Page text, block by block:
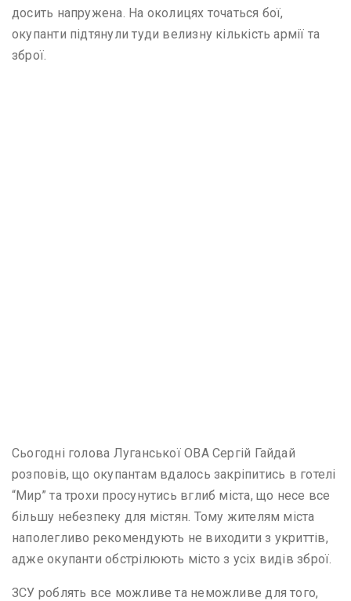
досить напружена. На околицях точаться бої,
окупанти підтянули туди велизну кількість армії та
зброї.
Сьогодні голова Луганської ОВА Сергій Гайдай
розповів, що окупантам вдалось закріпитись в готелі
“Мир” та трохи просунутись вглиб міста, що несе все
більшу небезпеку для містян. Тому жителям міста
наполегливо рекомендують не виходити з укриттів,
адже окупанти обстрілюють місто з усіх видів зброї.
ЗСУ роблять все можливе та неможливе для того,